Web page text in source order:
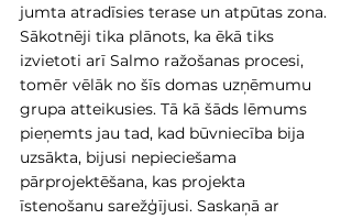
jumta atradīsies terase un atpūtas zona.
Sākotnēji tika plānots, ka ēkā tiks
izvietoti arī Salmo ražošanas procesi,
tomēr vēlāk no šīs domas uzņēmumu
grupa atteikusies. Tā kā šāds lēmums
pieņemts jau tad, kad būvniecība bija
uzsākta, bijusi nepieciešama
pārprojektēšana, kas projekta
īstenošanu sarežģījusi. Saskaņā ar